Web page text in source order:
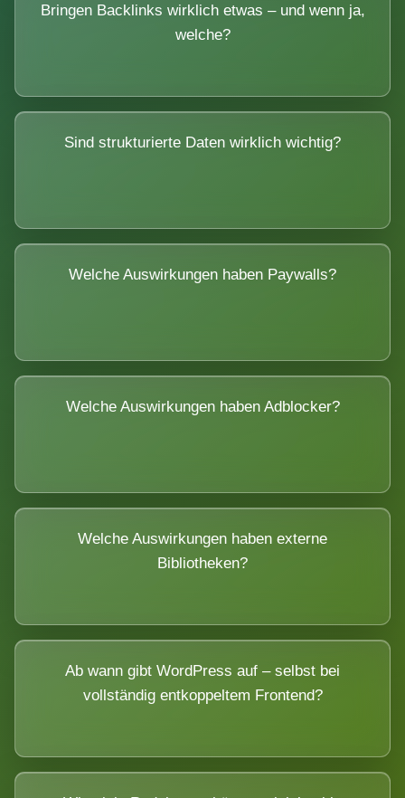
Bringen Backlinks wirklich etwas – und wenn ja,
welche?
Sind strukturierte Daten wirklich wichtig?
Welche Auswirkungen haben Paywalls?
Welche Auswirkungen haben Adblocker?
Welche Auswirkungen haben externe
Bibliotheken?
Ab wann gibt WordPress auf – selbst bei
vollständig entkoppeltem Frontend?